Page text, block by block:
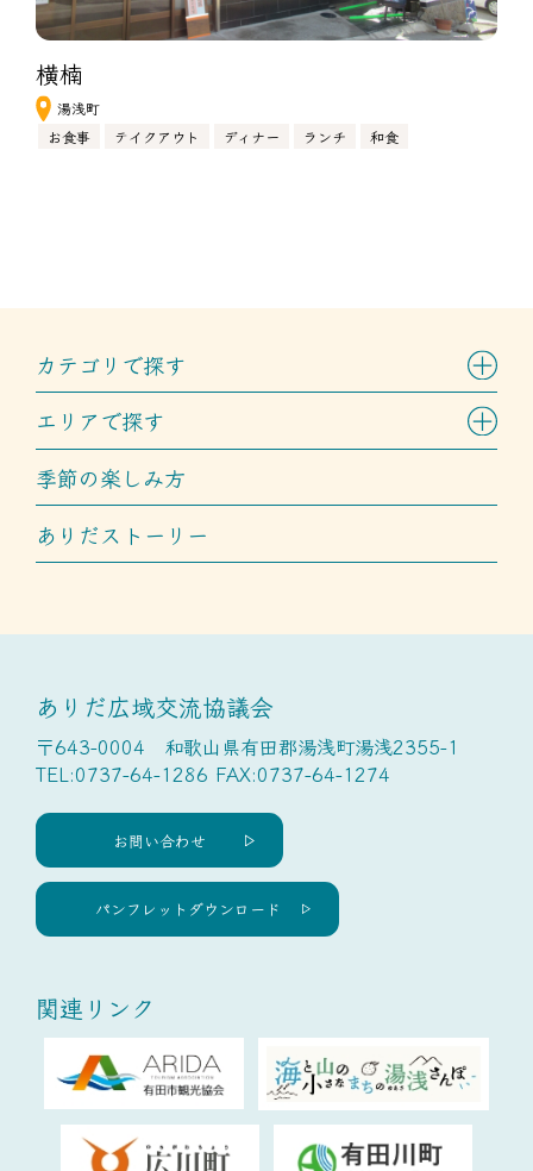
横楠
湯浅町
お食事
テイクアウト ディナー ランチ 和食
カテゴリで探す
エリアで探す
季節の楽しみ方
ありだストーリー
ありだ広域交流協議会
〒643-0004 和歌山県有田郡湯浅町湯浅2355-1
TEL:0737-64-1286 FAX:0737-64-1274
お問い合わせ
パンフレットダウンロード
関連リンク